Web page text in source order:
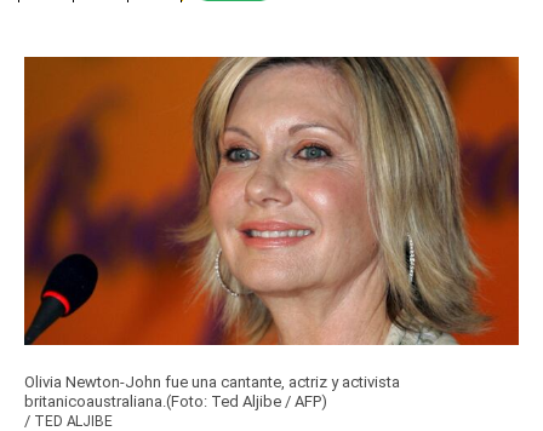
Olivia Newton-John fue una cantante, actriz y activista
britanicoaustraliana.(Foto: Ted Aljibe / AFP)
/ TED ALJIBE